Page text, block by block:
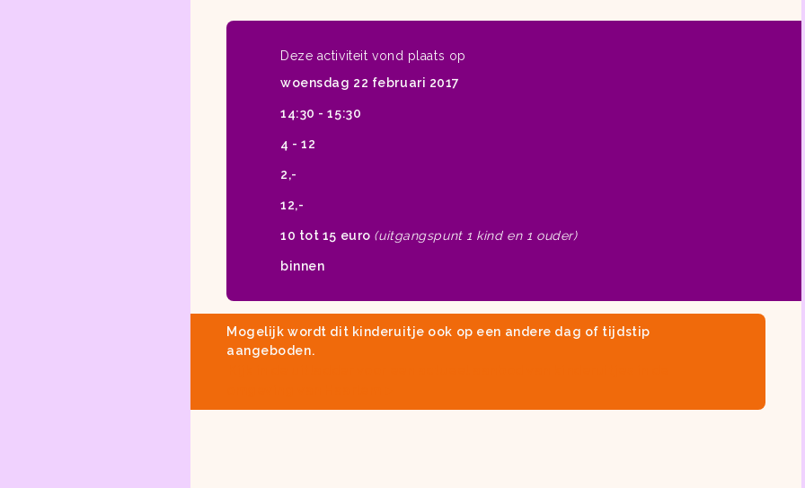
Deze activiteit vond plaats op
woensdag 22 februari 2017
14:30 - 15:30
4 - 12
2,-
12,-
10 tot 15 euro (uitgangspunt 1 kind en 1 ouder)
binnen
Mogelijk wordt dit kinderuitje ook op een andere dag of tijdstip
aangeboden.